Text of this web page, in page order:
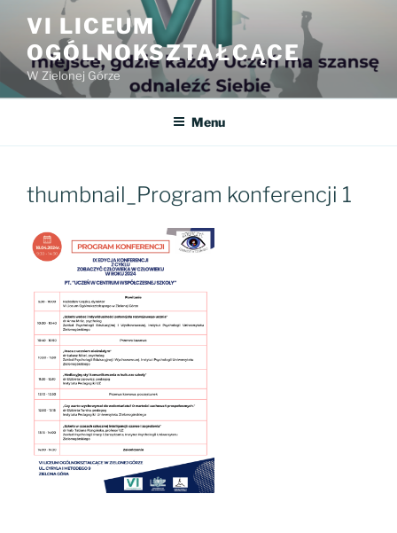
treści
VI LICEUM
OGÓLNOKSZTAŁCĄCE
W Zielonej Górze
Menu
thumbnail_Program konferencji 1